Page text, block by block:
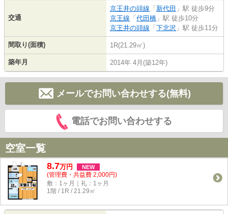
交通
京王井の頭線 「 新代田 」駅 徒歩9分
京王線 「 代田橋 」駅 徒歩10分
京王井の頭線 「 下北沢 」駅 徒歩11分
間取り(面積) 1R(21.29㎡)
築年月 2014年 4月(築12年)
メールでお問い合わせする(無料)
電話でお問い合わせする
空室一覧
8.7万円 NEW
(管理費・共益費 2,000円)
敷：1ヶ月｜礼：1ヶ月
1階 / 1R / 21.29㎡